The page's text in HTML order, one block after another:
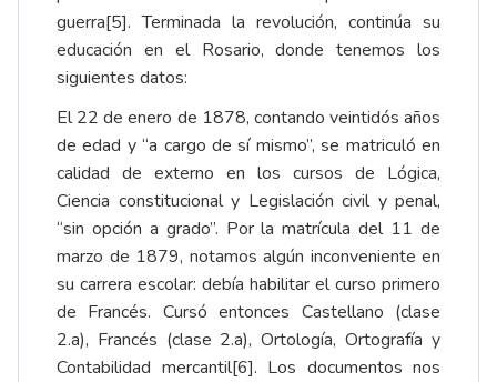
guerra[5]. Terminada la revolución, continúa su
educación en el Rosario, donde tenemos los
siguientes datos:
El 22 de enero de 1878, contando veintidós años
de edad y “a cargo de sí mismo”, se matriculó en
calidad de externo en los cursos de Lógica,
Ciencia constitucional y Legislación civil y penal,
“sin opción a grado”. Por la matrícula del 11 de
marzo de 1879, notamos algún inconveniente en
su carrera escolar: debía habilitar el curso primero
de Francés. Cursó entonces Castellano (clase
2.a), Francés (clase 2.a), Ortología, Ortografía y
Contabilidad mercantil[6]. Los documentos nos